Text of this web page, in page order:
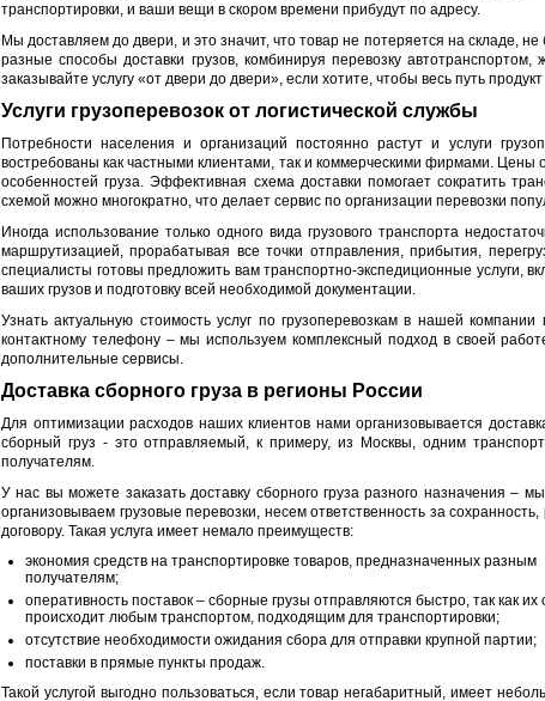
транспортировки, и ваши вещи в скором времени прибудут по адресу.
Мы доставляем до двери, и это значит, что товар не потеряется на складе,
разные способы доставки грузов, комбинируя перевозку
заказывайте услугу «от двери до двери», если хотите, чтобы весь путь
Услуги грузоперевозок от логистической службы
Потребности населения и организаций постоянно растут и услуги
востребованы как частными клиентами, так и коммерческими фирмами.
особенностей груза. Эффективная схема доставки помогает сократить
схемой можно многократно, что делает сервис по организации перевозки
Иногда использование только одного вида грузового транспорта
маршрутизацией, прорабатывая все точки отправления, прибытия,
специалисты готовы предложить вам транспортно-экспедиционные услуги,
ваших грузов и подготовку всей необходимой документации.
Узнать актуальную стоимость услуг по грузоперевозкам в нашей
контактному телефону – мы используем комплексный подход в своей
дополнительные сервисы.
Доставка сборного груза в регионы России
Для оптимизации расходов наших клиентов нами организовывается
сборный груз - это отправляемый, к примеру, из Москвы, одним
получателям.
У нас вы можете заказать доставку сборного груза разного назначения –
организовываем грузовые перевозки, несем ответственность за
договору. Такая услуга имеет немало преимуществ:
экономия средств на транспортировке товаров, предназначенных разным
получателям;
оперативность поставок – сборные грузы отправляются быстро, так как их
происходит любым транспортом, подходящим для транспортировки;
отсутствие необходимости ожидания сбора для отправки крупной партии;
поставки в прямые пункты продаж.
Такой услугой выгодно пользоваться, если товар негабаритный, имеет